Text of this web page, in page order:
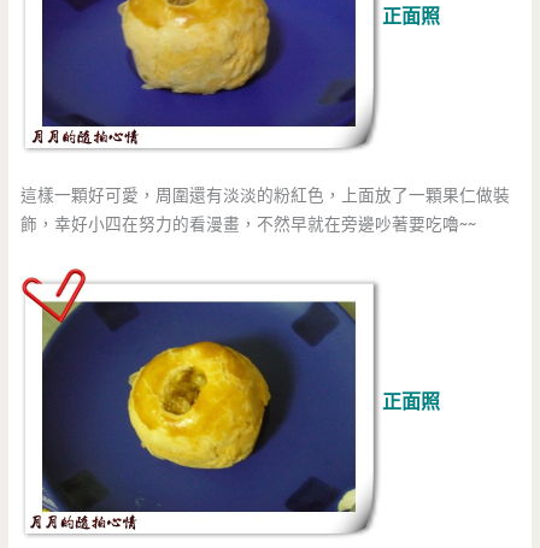
正面照
這樣一顆好可愛，周圍還有淡淡的粉紅色，上面放了一顆果仁做裝
飾，幸好小四在努力的看漫畫，不然早就在旁邊吵著要吃嚕~~
正面照